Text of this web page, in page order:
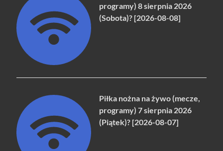
programy) 8 sierpnia 2026
(Sobota)? [2026-08-08]
Piłka nożna na żywo (mecze,
programy) 7 sierpnia 2026
(Piątek)? [2026-08-07]